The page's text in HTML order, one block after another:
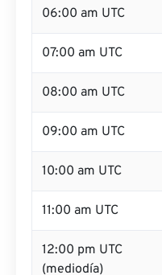
06:00 am UTC
07:00 am UTC
08:00 am UTC
09:00 am UTC
10:00 am UTC
11:00 am UTC
12:00 pm UTC
(mediodía)